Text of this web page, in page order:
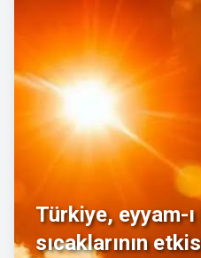
Tarım ve
Yumaklı'dan
uyarısı